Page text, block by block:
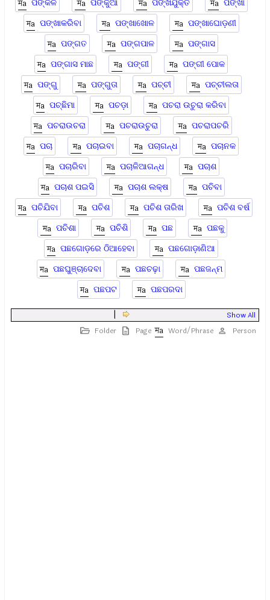
ପଙ୍କିଳ ପଙ୍କୁଆ ପଙ୍ଖଯୁକ୍ତ
ପଙ୍ଖା
ପଙ୍ଖାକରିବା
ପଙ୍ଖାଖୋଳ
ପଙ୍ଖାଘୋଡ଼ଣୀ
ପଙ୍ଗତ
ପଙ୍ଗପାଳ
ପଙ୍ଗାସ
ପଙ୍ଗାସ ମାଛ
ପଙ୍ଗୀ
ପଙ୍ଗୀ ପୋକ
ପଙ୍ଗୁ
ପଙ୍ଗୁତା ପଚ୍ଚୀ
ପଚ୍ଚୀଲତା
ପଚ୍ଛିମା
ପଚଡ଼ା
ପଚରା ଉଚୁରା କରିବା
ପଚରାଉଚରା
ପଚରାଉଚୁରା
ପଚରାପଚରି
ପଚା
ପଚାଇବା ପଚାଗନ୍ଧ
ପଚାନକ
ପଚାରିବା
ପଚାଳିଆଗନ୍ଧ
ପଚାଶ
ପଚାଶ ପଇସି
ପଚାଶ ଲକ୍ଷ
ପଚିବା
ପଚିଯିବା
ପଚିଶ ପଚିଶ ତାରିଖ
ପଚିଶ ବର୍ଷ
ପଚିଶା
ପଚିଶି ପଛ
ପଛକୁ
ପଛଗୋଡ଼ରେ ଠିଆହେବା
ପଛଗୋଡ଼ାଣିଆ
ପଛଘୁଞ୍ଚାଦେବା
ପଛଚଢ଼ା
ପଛଜନ୍ମ
ପଛପଟ
ପଛପରଦା
Show All
Folder
Page Word/Phrase Person